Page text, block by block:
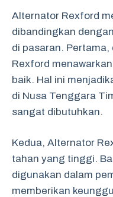
Alternator Rexford
dibandingkan
di pasaran.
Rexford
baik. Hal ini
di Nusa Tenggara
sangat dibutuhkan.
Kedua, Alternator
tahan yang tinggi.
digunakan dalam
memberikan